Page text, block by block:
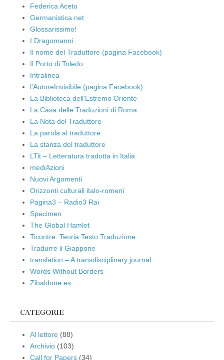
Federica Aceto
Germanistica.net
Glossarissimo!
I Dragomanni
Il nome del Traduttore (pagina Facebook)
Il Porto di Toledo
Intralinea
l'AutoreInvisibile (pagina Facebook)
La Biblioteca dell'Estremo Oriente
La Casa delle Traduzioni di Roma
La Nota del Traduttore
La parola al traduttore
La stanza del traduttore
LTit – Letteratura tradotta in Italia
mediAzioni
Nuovi Argomenti
Orizzonti culturali italo-romeni
Pagina3 – Radio3 Rai
Specimen
The Global Hamlet
Ticontre. Teoria Testo Traduzione
Tradurre il Giappone
translation – A transdisciplinary journal
Words Without Borders
Zibaldone.es
CATEGORIE
Al lettore (88)
Archivio (103)
Call for Papers (34)